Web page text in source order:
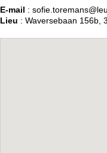
E-mail :
Lieu : Waversebaan 156b,